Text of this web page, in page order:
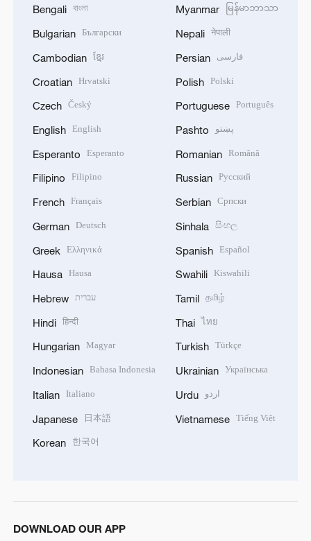
Bengali বাংলা
Bulgarian Български
Cambodian ខ្មែរ
Croatian Hrvatski
Czech Český
English English
Esperanto Esperanto
Filipino Filipino
French Français
German Deutsch
Greek Ελληνικά
Hausa Hausa
Hebrew עברית
Hindi हिन्दी
Hungarian Magyar
Indonesian Bahasa Indonesia
Italian Italiano
Japanese 日本語
Korean 한국어
Myanmar မြန်မာဘာသာ
Nepali नेपाली
Persian فارسی
Polish Polski
Portuguese Português
Pashto پښتو
Romanian Română
Russian Русский
Serbian Српски
Sinhala සිංහල
Spanish Español
Swahili Kiswahili
Tamil தமிழ்
Thai ไทย
Turkish Türkçe
Ukrainian Українська
Urdu اردو
Vietnamese Tiếng Việt
DOWNLOAD OUR APP